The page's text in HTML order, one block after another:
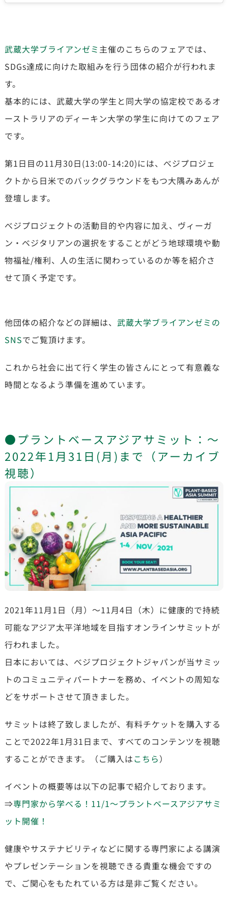
武蔵大学ブライアンゼミ 主催のこちらのフェアでは、
SDGs達成に向けた取組みを行う団体の紹介が行われま
す。
基本的には、武蔵大学の学生と同大学の協定校であるオ
ーストラリアのディーキン大学の学生に向けてのフェア
です。
第1日目の11月30日(13:00-14:20)には、べジプロジェ
クトから日米でのバックグラウンドをもつ大隅みあんが
登壇します。
べジプロジェクトの活動目的や内容に加え、ヴィーガ
ン・ベジタリアンの選択をすることがどう地球環境や動
物福祉/権利、人の生活に関わっているのか等を紹介さ
せて頂く予定です。
他団体の紹介などの詳細は、 武蔵大学ブライアンゼミの
SNSでご覧頂けます。
これから社会に出て行く学生の皆さんにとって有意義な
時間となるよう準備を進めています。
●プラントベースアジアサミット：～
2022年1月31日(月)まで（アーカイブ
視聴）
2021年11月1日（月）～11月4日（木）に健康的で持続
可能なアジア太平洋地域を目指すオンラインサミットが
行われました。
日本においては、べジプロジェクトジャパンが当サミッ
トのコミュニティパートナーを務め、イベントの周知な
どをサポートさせて頂きました。
サミットは終了致しましたが、有料チケットを購入する
ことで2022年1月31日まで、すべてのコンテンツを視聴
することができます。（ご購入はこちら）
イベントの概要等は以下の記事で紹介しております。
⇒専門家から学べる！11/1～プラントベースアジアサミ
ット開催！
健康やサステナビリティなどに関する専門家による講演
やプレゼンテーションを視聴できる貴重な機会ですの
で、ご関心をもたれている方は是非ご覧ください。